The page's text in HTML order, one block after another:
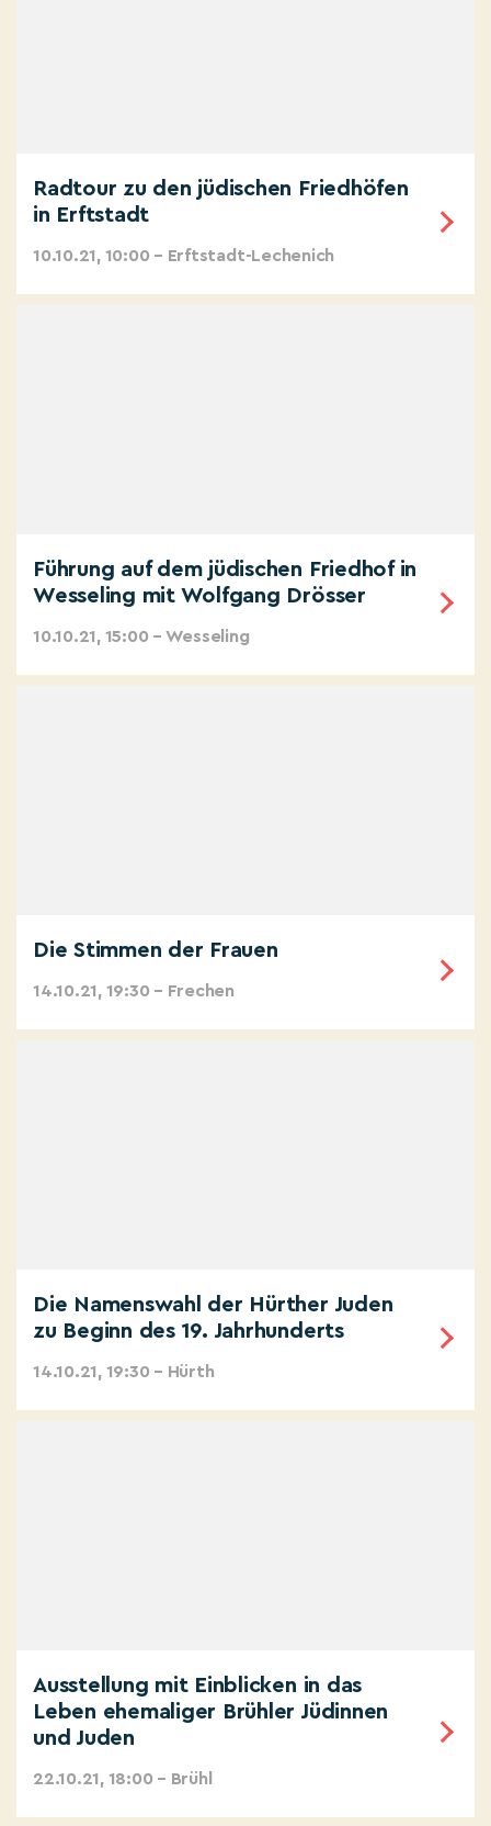
Radtour zu den jüdischen Friedhöfen
in Erftstadt
10.10.21, 10:00 – Erftstadt-Lechenich
Führung auf dem jüdischen Friedhof in
Wesseling mit Wolfgang Drösser
10.10.21, 15:00 – Wesseling
Die Stimmen der Frauen
14.10.21, 19:30 – Frechen
Die Namenswahl der Hürther Juden
zu Beginn des 19. Jahrhunderts
14.10.21, 19:30 – Hürth
Ausstellung mit Einblicken in das
Leben ehemaliger Brühler Jüdinnen
und Juden
22.10.21, 18:00 – Brühl